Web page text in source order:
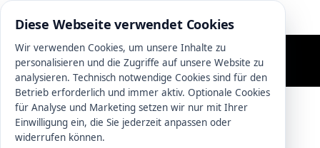
0511 13221100
Diese Webseite verwendet Cookies
Wir verwenden Cookies, um unsere Inhalte zu
personalisieren und die Zugriffe auf unsere Website zu
analysieren. Technisch notwendige Cookies sind für den
Betrieb erforderlich und immer aktiv. Optionale Cookies
für Analyse und Marketing setzen wir nur mit Ihrer
Einwilligung ein, die Sie jederzeit anpassen oder
widerrufen können.